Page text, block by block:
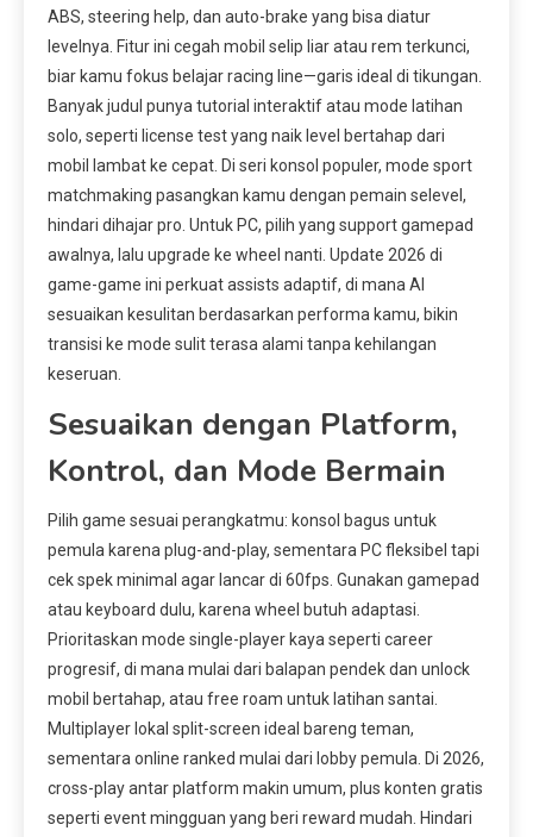
ABS, steering help, dan auto-brake yang bisa diatur
levelnya. Fitur ini cegah mobil selip liar atau rem terkunci,
biar kamu fokus belajar racing line—garis ideal di tikungan.
Banyak judul punya tutorial interaktif atau mode latihan
solo, seperti license test yang naik level bertahap dari
mobil lambat ke cepat. Di seri konsol populer, mode sport
matchmaking pasangkan kamu dengan pemain selevel,
hindari dihajar pro. Untuk PC, pilih yang support gamepad
awalnya, lalu upgrade ke wheel nanti. Update 2026 di
game-game ini perkuat assists adaptif, di mana AI
sesuaikan kesulitan berdasarkan performa kamu, bikin
transisi ke mode sulit terasa alami tanpa kehilangan
keseruan.
Sesuaikan dengan Platform,
Kontrol, dan Mode Bermain
Pilih game sesuai perangkatmu: konsol bagus untuk
pemula karena plug-and-play, sementara PC fleksibel tapi
cek spek minimal agar lancar di 60fps. Gunakan gamepad
atau keyboard dulu, karena wheel butuh adaptasi.
Prioritaskan mode single-player kaya seperti career
progresif, di mana mulai dari balapan pendek dan unlock
mobil bertahap, atau free roam untuk latihan santai.
Multiplayer lokal split-screen ideal bareng teman,
sementara online ranked mulai dari lobby pemula. Di 2026,
cross-play antar platform makin umum, plus konten gratis
seperti event mingguan yang beri reward mudah. Hindari